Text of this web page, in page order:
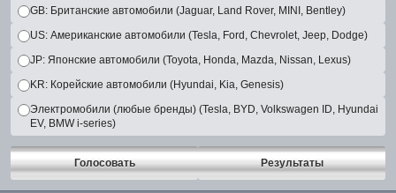
GB: Британские автомобили (Jaguar, Land Rover, MINI, Bentley)
US: Американские автомобили (Tesla, Ford, Chevrolet, Jeep, Dodge)
JP: Японские автомобили (Toyota, Honda, Mazda, Nissan, Lexus)
KR: Корейские автомобили (Hyundai, Kia, Genesis)
Электромобили (любые бренды) (Tesla, BYD, Volkswagen ID, Hyundai
EV, BMW i-series)
Голосовать Результаты